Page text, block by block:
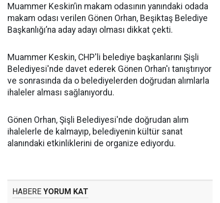
Muammer Keskin’in makam odasının yanındaki odada
makam odası verilen Gönen Orhan, Beşiktaş Belediye
Başkanlığı’na aday adayı olması dikkat çekti.
Muammer Keskin, CHP'li belediye başkanlarını Şişli
Belediyesi'nde davet ederek Gönen Orhan'ı tanıştırıyor
ve sonrasında da o belediyelerden doğrudan alımlarla
ihaleler alması sağlanıyordu.
Gönen Orhan, Şişli Belediyesi'nde doğrudan alım
ihalelerle de kalmayıp, belediyenin kültür sanat
alanındaki etkinliklerini de organize ediyordu.
HABERE YORUM KAT